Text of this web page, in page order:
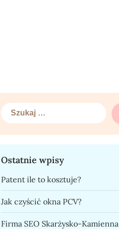
Szukaj:
Ostatnie wpisy
Patent ile to kosztuje?
Jak czyścić okna PCV?
Firma SEO Skarżysko-Kamienna